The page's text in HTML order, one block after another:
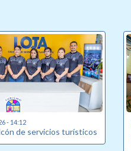
- 14:12
de servicios turísticos